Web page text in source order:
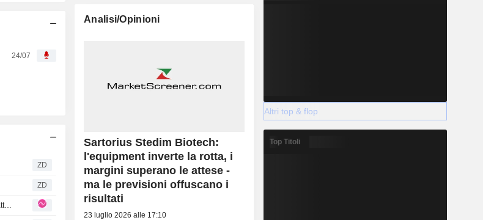
24/07
ZD
ZD
Analisi/Opinioni
Sartorius Stedim Biotech:
l'equipment inverte la rotta, i
margini superano le attese -
ma le previsioni offuscano i
risultati
23 luglio 2026 alle 17:10
Altri top & flop
Top Titoli